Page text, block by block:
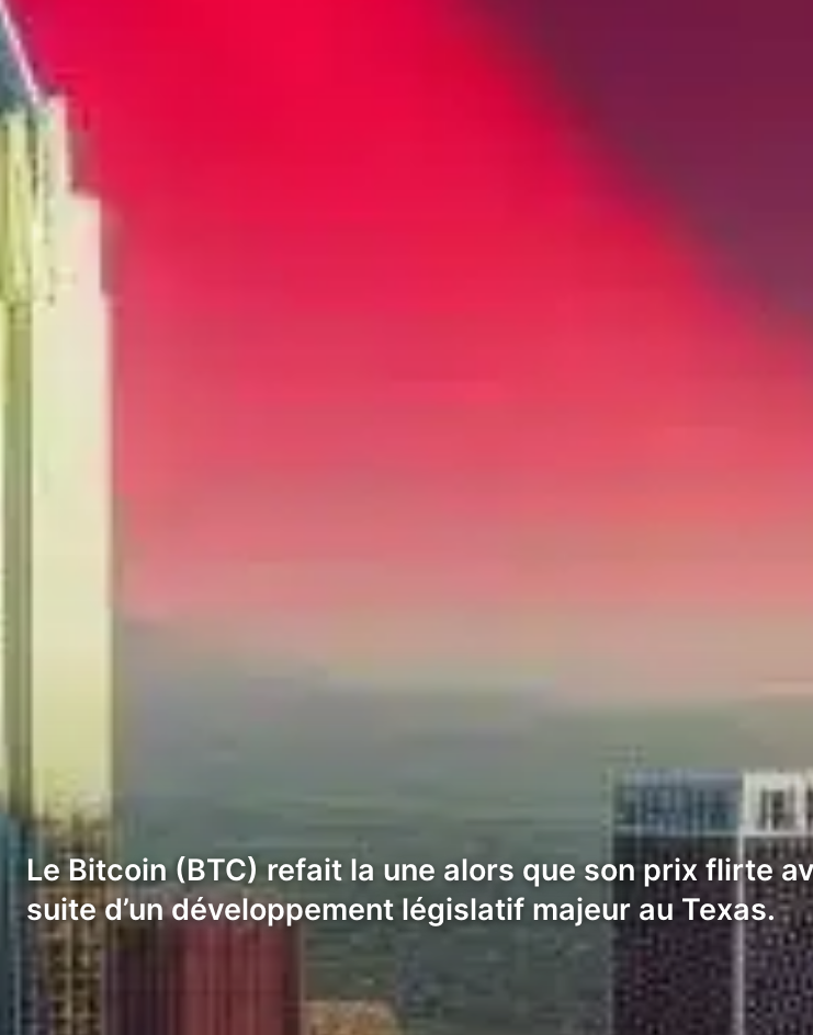
Le Bitcoin (BTC) refait la une alors que son prix flirte
suite d’un développement législatif majeur au Texas.